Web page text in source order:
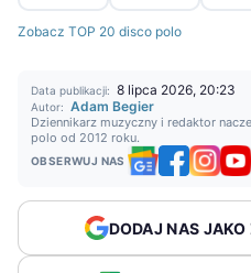
Zobacz TOP 20 disco polo
Data publikacji: 8 lipca 2026, 20:23
Autor: Adam Begier
Dziennikarz muzyczny i redaktor
polo od 2012 roku.
OBSERWUJ NAS
DODAJ NAS JAKO